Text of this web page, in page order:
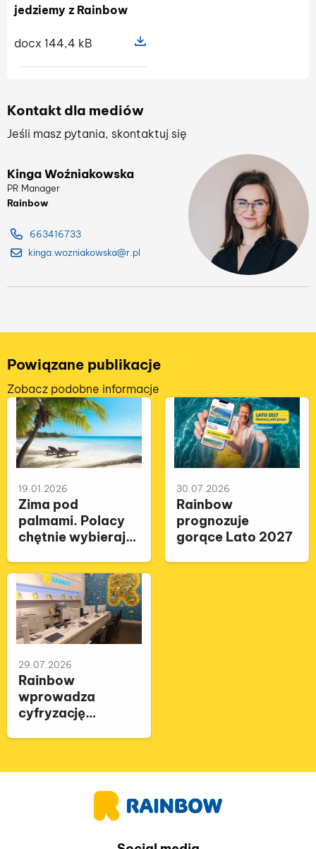
jedziemy z Rainbow
docx 144,4 kB
Kontakt dla mediów
Jeśli masz pytania, skontaktuj się
Kinga Woźniakowska
PR Manager
Rainbow
663416733
kinga.wozniakowska@r.pl
Powiązane publikacje
Zobacz podobne informacje
19.01.2026
Zima pod
palmami. Polacy
chętnie wybierają
ferie
30.07.2026
Rainbow
prognozuje
gorące Lato 2027
29.07.2026
Rainbow
wprowadza
cyfryzację